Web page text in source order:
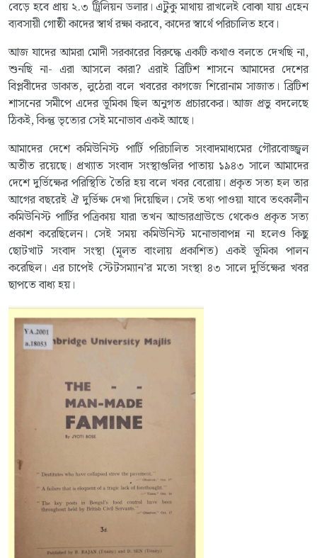
বেড়ে হবে প্রায় ২.৩ ট্রিলিয়ন ডলার। এটুকু মাথায় রাখলেই বোঝা যায় এহেন
ব্যবসায়ী গোষ্ঠী কাদের স্বার্থ রক্ষা করবে, কাদের স্বার্থে পরিচালিত হবে।
আজ যাদের আমরা মোদী সরকারের বিরুদ্ধে একটি কথাও বলতে দেখছি না,
শুনছি না- এরা আসলে কারা? এরাই ব্রিটিশ শাসনে আমাদের দেশের
বিপ্লবীদের ডাকাত, লুঠেরা বলে খবরের কাগজে শিরোনাম সাজাত। ব্রিটিশ
শাসনের সমীপে এদের ভূমিকা ছিল অনুগত প্রচারকের। আজ প্রভু বদলেছে
ঠিকই, কিন্তু ভৃত্যের সেই মনোভাব একই আছে।
আমাদের দেশে কমিউনিস্ট পার্টি পরিচালিত সংবাদমাধ্যমের গৌরবোজ্জ্বল
অতীত রয়েছে। প্রখ্যাত সংবাদ সংস্থাগুলির পাতায় ১৯৪৩ সালে আমাদের
দেশে দুর্ভিক্ষের পরিস্থিতি তৈরি হয় বলে খবর বেরোয়। প্রকৃত সত্য হল তার
আগের বছরেই ঐ দুর্ভিক্ষ দেখা দিয়েছিল। সেই তথ্য পাওয়া যাবে তৎকালীন
কমিউনিস্ট পার্টির পত্রিকায় যারা তখন আন্ডারগ্রাউন্ডে থেকেও প্রকৃত সত্য
প্রকাশ করেছিলেন। সেই সময় কমিউনিস্ট মনোভাবাপন্ন না হলেও কিছু
ছোটখাট সংবাদ সংস্থা (মূলত বাংলায় প্রকাশিত) একই ভূমিকা পালন
করেছিল। এর চাপেই স্টেটসম্যান’র মতো সংস্থা ৪৩ সালে দুর্ভিক্ষের খবর
ছাপতে বাধ্য হয়।